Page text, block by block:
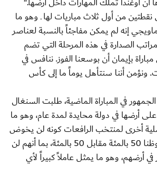
من أول ثلاث مباريات لها ـ وهو ما
إنه لم يمكن مفاجئاً بالنسبة لعناصر
الصدارة في هذه المرحلة التي تضم
بإيمان أن بوسعنا الفوز. ننافس في
ونؤمن أننا سنتأهل يوماً ما إلى كأس
في المباراة الماضية، طلبت السنغال
أرضها في دولة محايدة لمدة عام، وهو ما
أخرى لمنتخب الرافعات كونه لن يخوض
اللقاء في العاصمة داكار: "حظوظنا 50 بالمئة مقابل 50 بالمئة، بما أنهم لن
أرضهم، وهو ما يمثل عاملاً كبيراً لأي